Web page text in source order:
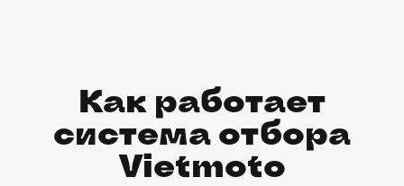
Как работает
система отбора
Vietmoto